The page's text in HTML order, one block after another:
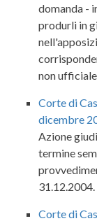
domanda -
produrli in
non
Corte di
dicembre
Azione
termine
Corte di